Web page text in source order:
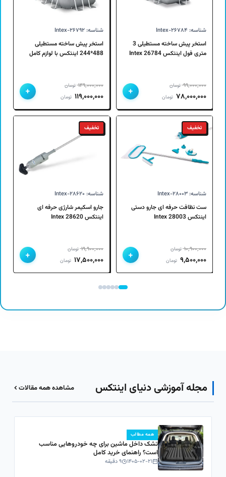
شناسه: Intex-۲۶۷۸۴
استخر پیش ساخته مستطیلی 3
متری فول اینتکس Intex 26784
۹۹,۰۰۰,۰۰۰ تومان
قیمت
اصلی
۹۹,۰۰۰,۰۰۰ تومان
بود.
۷۸,۰۰۰,۰۰۰ تومانقیمت
فعلی
۷۸,۰۰۰,۰۰۰ تومان
+
شناسه: Intex-۲۶۷۹۲
استخر پیش ساخته مستطیلی
488*244 اینتکس با لوازم کامل
۱۴۹,۰۰۰,۰۰۰ تومان
قیمت
اصلی
۱۴۹,۰۰۰,۰۰۰ تومان
بود.
۱۱۹,۰۰۰,۰۰۰ تومانقیمت
فعلی
۱۱۹,۰۰۰,۰۰۰ تومان
+
تخفیف
شناسه: Intex-۲۸۰۰۳
ست نظافت حرفه ای جارو دستی
اینتکس Intex 28003
۱۰,۹۰۰,۰۰۰ تومان
قیمت
اصلی
۹,۵۰۰,۰۰۰ تومانقیمت
فعلی
۹,۵۰۰,۰۰۰ تومان
+
تخفیف
شناسه: Intex-۲۸۶۲۰
جارو اسکیمر شارژی حرفه ای
اینتکس 28620 Intex
۱۹,۹۰۰,۰۰۰ تومان
قیمت
اصلی
۱۷,۵۰۰,۰۰۰ تومانقیمت
فعلی
+
مجله آموزشی دنیای اینتکس مشاهده همه مقالات
همه مطالب
تشک داخل ماشین برای چه خودروهایی مناسب
است؟ راهنمای خرید کامل
۱۴۰۵-۰۲-۲۱ ۹ دقیقه